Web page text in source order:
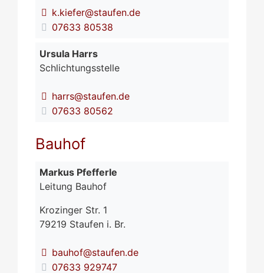
k.kiefer@staufen.de
07633 80538
Ursula Harrs
Schlichtungsstelle
harrs@staufen.de
07633 80562
Bauhof
Markus Pfefferle
Leitung Bauhof
Krozinger Str. 1
79219 Staufen i. Br.
bauhof@staufen.de
07633 929747